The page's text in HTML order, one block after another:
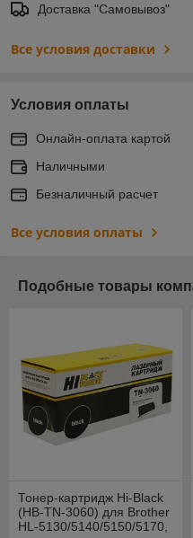
Доставка "Самовывоз"
Все условия доставки
Условия оплаты
Онлайн-оплата картой
Наличными
Безналичный расчет
Все условия оплаты
Подобные товары
Тонер-картридж Hi-Black
(HB-TN-3060) для Brother
HL-5130/5140/5150/5170,